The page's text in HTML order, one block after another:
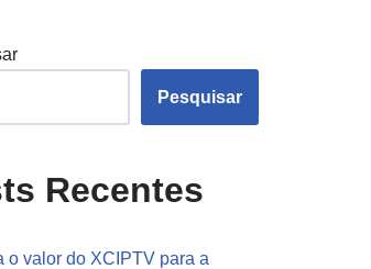
Pesquisar
Recentes
o valor do XCIPTV para a